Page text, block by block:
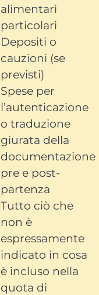
alimentari
particolari
Depositi o
cauzioni (se
previsti)
Spese per
l’autenticazione
o traduzione
giurata della
documentazione
pre e post-
partenza
Tutto ciò che
non è
espressamente
indicato in cosa
è incluso nella
quota di